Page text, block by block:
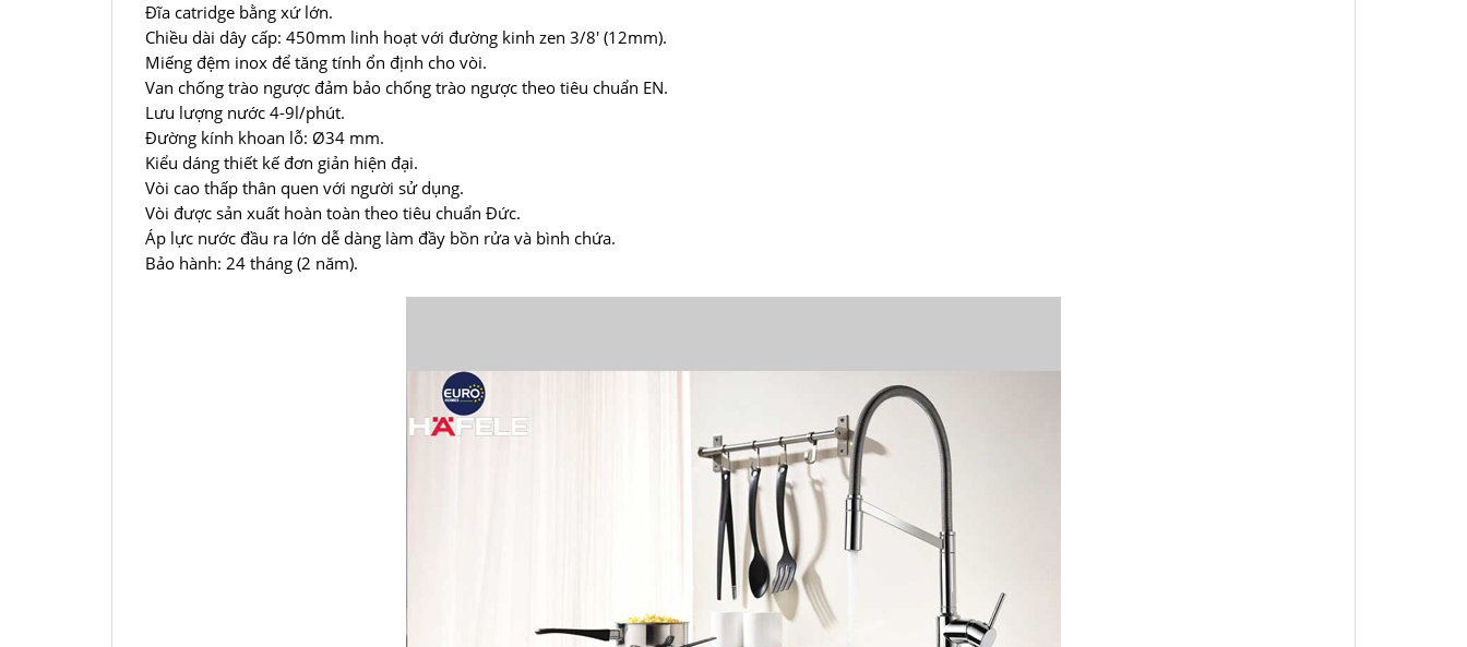
Đĩa catridge bằng xứ lớn.
Chiều dài dây cấp: 450mm linh hoạt với đường kinh zen 3/8′ (12mm).
Miếng đệm inox để tăng tính ổn định cho vòi.
Van chống trào ngược đảm bảo chống trào ngược theo tiêu chuẩn EN.
Lưu lượng nước 4-9l/phút.
Đường kính khoan lỗ: Ø34 mm.
Kiểu dáng thiết kế đơn giản hiện đại.
Vòi cao thấp thân quen với người sử dụng.
Vòi được sản xuất hoàn toàn theo tiêu chuẩn Đức.
Áp lực nước đầu ra lớn dễ dàng làm đầy bồn rửa và bình chứa.
Bảo hành: 24 tháng (2 năm).